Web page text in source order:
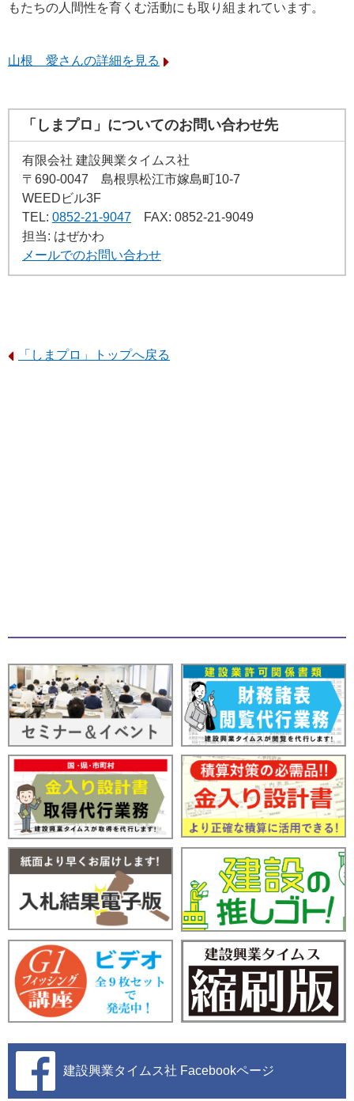
もたちの人間性を育くむ活動にも取り組まれています。
山根 愛さんの詳細を見る
「しまプロ」についてのお問い合わせ先
有限会社 建設興業タイムス社
〒690-0047
島根県松江市嫁島町10-7
WEEDビル3F
TEL: 0852-21-9047
FAX: 0852-21-9049
担当: はぜかわ
メールでのお問い合わせ
「しまプロ」トップへ戻る
建設興業タイムス社 Facebookページ